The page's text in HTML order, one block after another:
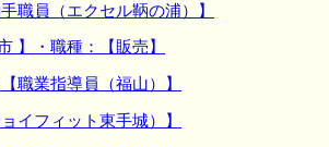
職員（エクセル鞆の浦）】
・職種：【販売】
職業指導員（福山）】
イフィット東手城）】